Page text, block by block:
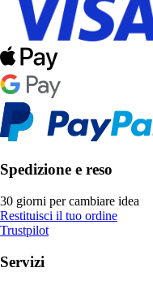
Spedizione e reso
30 giorni per cambiare idea
Restituisci il tuo ordine
Trustpilot
Servizi